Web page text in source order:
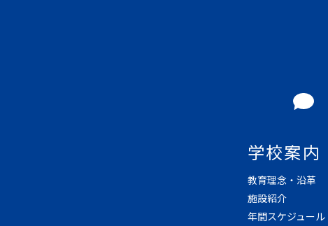
学校案内
教育理念・沿革
施設紹介
年間スケジュール